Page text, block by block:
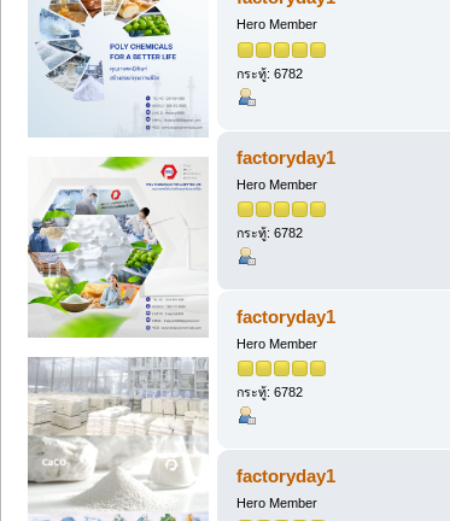
Hero Member
กระทู้: 6782
factoryday1
Hero Member
กระทู้: 6782
factoryday1
Hero Member
กระทู้: 6782
factoryday1
Hero Member